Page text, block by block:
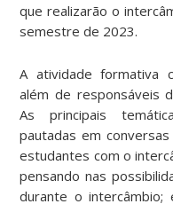
que realizarão o
semestre de 2023.
A atividade formativa
além de responsáveis
As principais
pautadas em
estudantes com o
pensando nas
durante o intercâmbio;